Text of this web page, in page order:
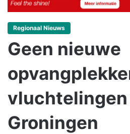
Regionaal Nieuws
Geen nieuwe
vluchtelingen
Groningen